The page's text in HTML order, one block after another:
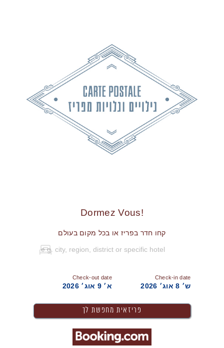
!Dormez Vous
קחו חדר בפריז או בכל מקום בעולם
Check-in date
ש׳ 8 אוג׳ 2026
Check-out date
א׳ 9 אוג׳ 2026